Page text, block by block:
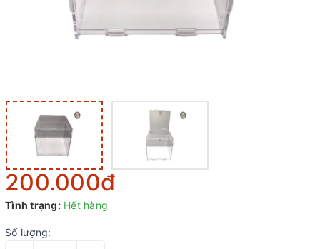
200.000₫
Tình trạng: Hết hàng
Số lượng: